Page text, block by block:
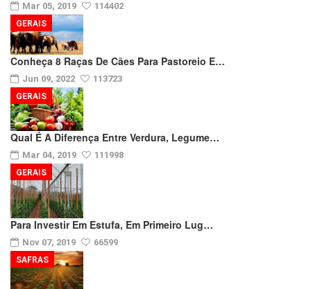
Mar 05, 2019 114402
Conheça 8 Raças De Cães Para Pastoreio E…
Jun 09, 2022 113723
GERAIS
Qual É A Diferença Entre Verdura, Legume…
Mar 04, 2019 111998
GERAIS
Para Investir Em Estufa, Em Primeiro Lug…
Nov 07, 2019 66599
GERAIS
SAFRAS